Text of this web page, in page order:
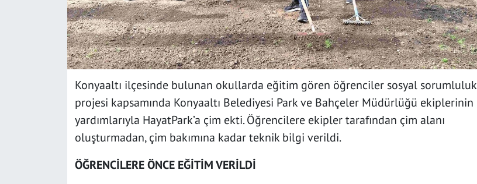
Konyaaltı ilçesinde bulunan okullarda eğitim gören öğrenciler sosyal sorumluluk
projesi kapsamında Konyaaltı Belediyesi Park ve Bahçeler Müdürlüğü ekiplerinin
yardımlarıyla HayatPark’a çim ekti. Öğrencilere ekipler tarafından çim alanı
oluşturmadan, çim bakımına kadar teknik bilgi verildi.
ÖĞRENCİLERE ÖNCE EĞİTİM VERİLDİ